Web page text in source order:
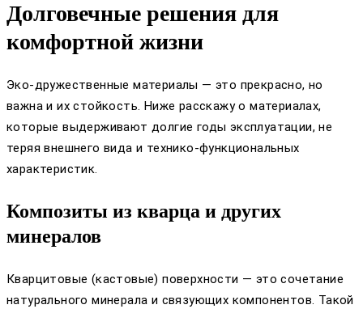
Долговечные решения для
комфортной жизни
Эко-дружественные материалы — это прекрасно, но
важна и их стойкость. Ниже расскажу о материалах,
которые выдерживают долгие годы эксплуатации, не
теряя внешнего вида и технико-функциональных
характеристик.
Композиты из кварца и других
минералов
Кварцитовые (кастовые) поверхности — это сочетание
натурального минерала и связующих компонентов. Такой